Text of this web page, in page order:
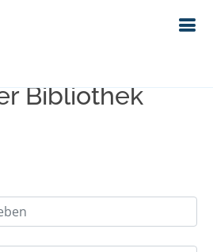
im Bestand
Bibliothek